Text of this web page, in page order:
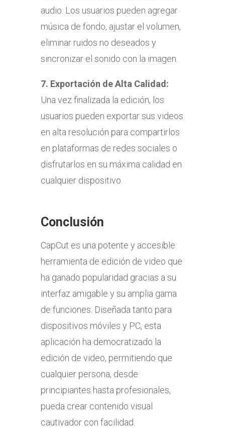
audio. Los usuarios pueden agregar
música de fondo, ajustar el volumen,
eliminar ruidos no deseados y
sincronizar el sonido con la imagen.
7. Exportación de Alta Calidad:
Una vez finalizada la edición, los
usuarios pueden exportar sus videos
en alta resolución para compartirlos
en plataformas de redes sociales o
disfrutarlos en su máxima calidad en
cualquier dispositivo.
Conclusión
CapCut es una potente y accesible
herramienta de edición de video que
ha ganado popularidad gracias a su
interfaz amigable y su amplia gama
de funciones. Diseñada tanto para
dispositivos móviles y PC, esta
aplicación ha democratizado la
edición de video, permitiendo que
cualquier persona, desde
principiantes hasta profesionales,
pueda crear contenido visual
cautivador con facilidad.